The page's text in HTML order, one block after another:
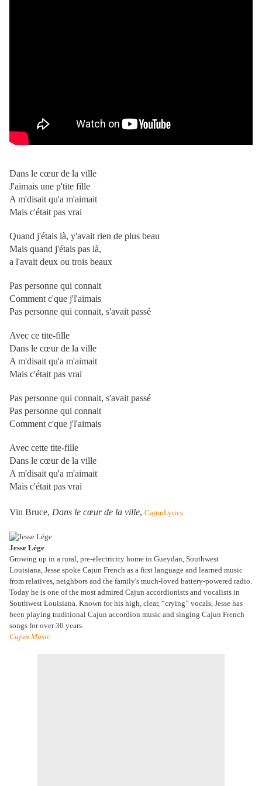
Dans le cœur de la ville
J'aimais une p'tite fille
A m'disait qu'a m'aimait
Mais c'était pas vrai
Quand j'étais là, y'avait rien de plus beau
Mais quand j'étais pas là,
a l'avait deux ou trois beaux
Pas personne qui connait
Comment c'que j'l'aimais
Pas personne qui connait, s'avait passé
Avec ce tite-fille
Dans le cœur de la ville
A m'disait qu'a m'aimait
Mais c'était pas vrai
Pas personne qui connait, s'avait passé
Pas personne qui connait
Comment c'que j'l'aimais
Avec cette tite-fille
Dans le cœur de la ville
A m'disait qu'a m'aimait
Mais c'était pas vrai
Vin Bruce, Dans le cœur de la ville, CajunLyrics
Jesse Lége
Growing up in a rural, pre-electricity home in Gueydan, Southwest
Louisiana, Jesse spoke Cajun French as a first language and learned music
from relatives, neighbors and the family's much-loved battery-powered radio.
Today he is one of the most admired Cajun accordionists and vocalists in
Southwest Louisiana. Known for his high, clear, “crying” vocals, Jesse has
been playing traditional Cajun accordion music and singing Cajun French
songs for over 30 years.
Cajun Music